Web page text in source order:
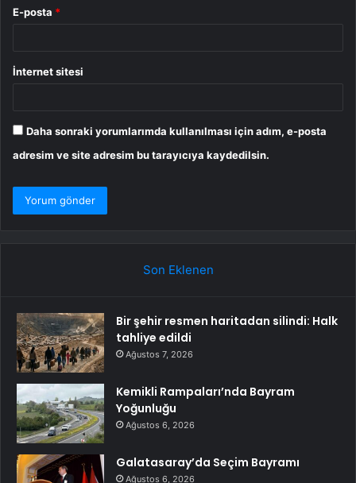
E-posta *
İnternet sitesi
Daha sonraki yorumlarımda kullanılması için adım, e-posta
adresim ve site adresim bu tarayıcıya kaydedilsin.
Son Eklenen
Bir şehir resmen haritadan silindi: Halk
tahliye edildi
Ağustos 7, 2026
Kemikli Rampaları’nda Bayram
Yoğunluğu
Ağustos 6, 2026
Galatasaray’da Seçim Bayramı
Ağustos 6, 2026